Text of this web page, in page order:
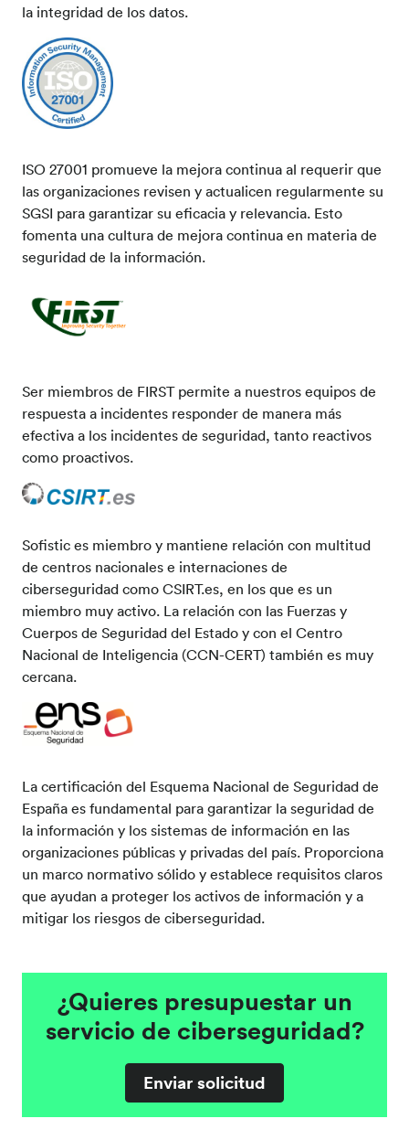
la integridad de los datos.
ISO 27001 promueve la mejora continua al requerir que
las organizaciones revisen y actualicen regularmente su
SGSI para garantizar su eficacia y relevancia. Esto
fomenta una cultura de mejora continua en materia de
seguridad de la información.
Ser miembros de FIRST permite a nuestros equipos de
respuesta a incidentes responder de manera más
efectiva a los incidentes de seguridad, tanto reactivos
como proactivos.
Sofistic es miembro y mantiene relación con multitud
de centros nacionales e internaciones de
ciberseguridad como CSIRT.es, en los que es un
miembro muy activo. La relación con las Fuerzas y
Cuerpos de Seguridad del Estado y con el Centro
Nacional de Inteligencia (CCN-CERT) también es muy
cercana.
La certificación del Esquema Nacional de Seguridad de
España es fundamental para garantizar la seguridad de
la información y los sistemas de información en las
organizaciones públicas y privadas del país. Proporciona
un marco normativo sólido y establece requisitos claros
que ayudan a proteger los activos de información y a
mitigar los riesgos de ciberseguridad.
¿Quieres presupuestar un
servicio de ciberseguridad?
Enviar solicitud